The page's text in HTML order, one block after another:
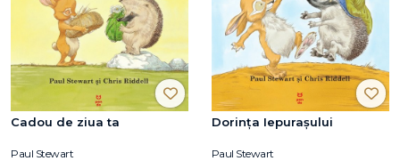
Cadou de ziua ta
Paul Stewart
Dorința Iepurașului
Paul Stewart